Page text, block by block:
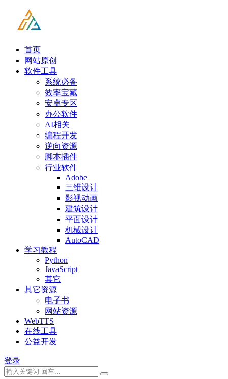
首页
网站原创
软件工具
系统必备
效率宝藏
安卓专区
办公软件
AI相关
编程开发
逆向资源
脚本插件
行业软件
Adobe
三维设计
影视动画
建筑设计
平面设计
机械设计
AutoCAD
学习教程
Python
JavaScript
其它
其它资源
电子书
网站资源
WebTTS
在线工具
公益开发
登录